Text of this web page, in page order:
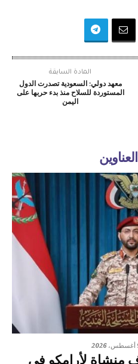
المادة السابقة
معهد دولي: السعودية تصدرت الدول
المستوردة للسلاح منذ بدء حربها على
اليمن